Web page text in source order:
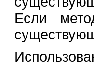
Если